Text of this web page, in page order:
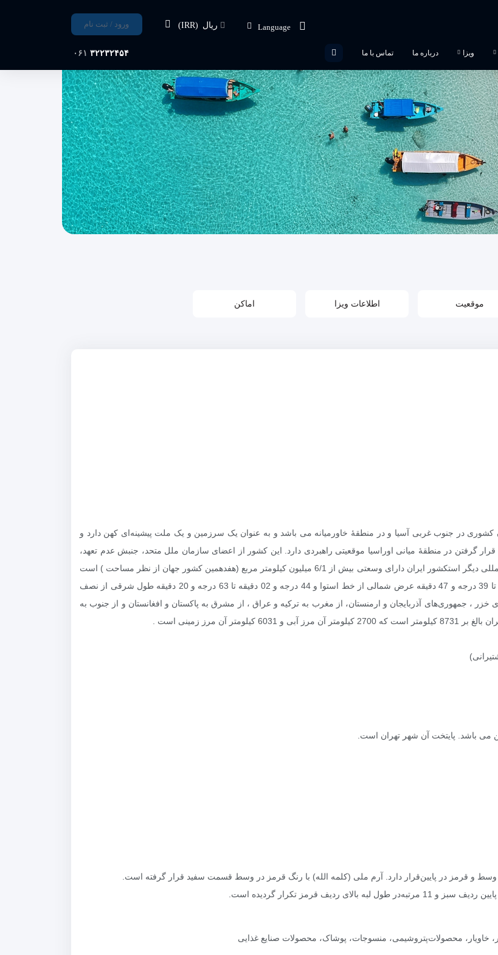
Language ریال (IRR) ورود / ثبت نام
ویزا درباره ما تماس با ما ۳۲۲۳۲۴۵۴ ۰۶۱
موقعیت اطلاعات ویزا اماکن
کشوری در جنوب غربی آسیا و در منطقهٔ خاورمیانه می باشد و به عنوان یک سرزمین و یک ملت پیشینه‌ای کهن دارد و
گرفتن در منطقهٔ میانی اوراسیا موقعیتی راهبردی دارد. این کشور از اعضای سازمان ملل متحد، جنبش عدم تعهد،
سازمان کنفرانس اسلامی، اوپک، سازمان اکو و چندین سازمان بین‌المللی دیگر استکشور ایران دارای وسعتی بیش از 6/1 میلیون کیلومتر مربع (هفدهمین کشور جهان از نظر مساحت ) است
.ایران در نیمه جنوبی منطقه معتدل شمالی بین 25 درجه و 00 دقیقه تا 39 درجه و 47 دقیقه عرض شمالی از خط استوا و 44 درجه و 02 دقیقه تا 63 درجه و 20 دقیقه طول شرقی از نصف
خزر ، جمهوری‌های آذربایجان و ارمنستان، از مغرب به ترکیه و عراق ، از مشرق به پاکستان و افغانستان و از جنوب به
مرز زمینی است .
می باشد. پایتخت آن شهر تهران است.
و قرمز در پایین‌قرار دارد. آرم‌ ملی (کلمه الله) با رنگ‌ قرمز در وسط‌ قسمت سفید قرار گرفته است‌.
محصولات‌پتروشیمی، منسوجات، پوشاک، محصولات صنایع‌ غذایی‌